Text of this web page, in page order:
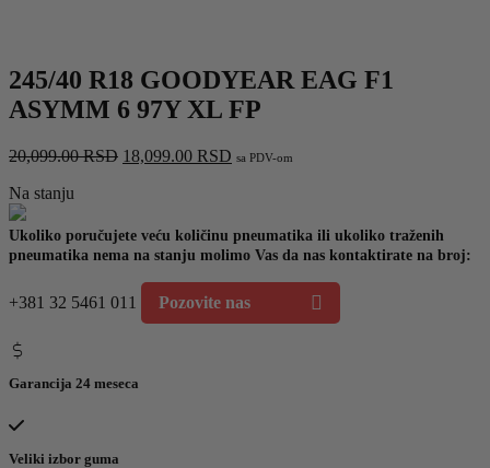
245/40 R18 GOODYEAR EAG F1
ASYMM 6 97Y XL FP
20,099.00RSD Originalna
20,099.00 RSD.
18,099.00 RSD Trenutna
sa PDV-om
Na stanju
Ukoliko poručujete veću količinu pneumatika ili ukoliko traženih
pneumatika nema na stanju molimo Vas da nas kontaktirate na broj:
+381 32 5461 011 Pozovite nas
Garancija 24 meseca
Veliki izbor guma